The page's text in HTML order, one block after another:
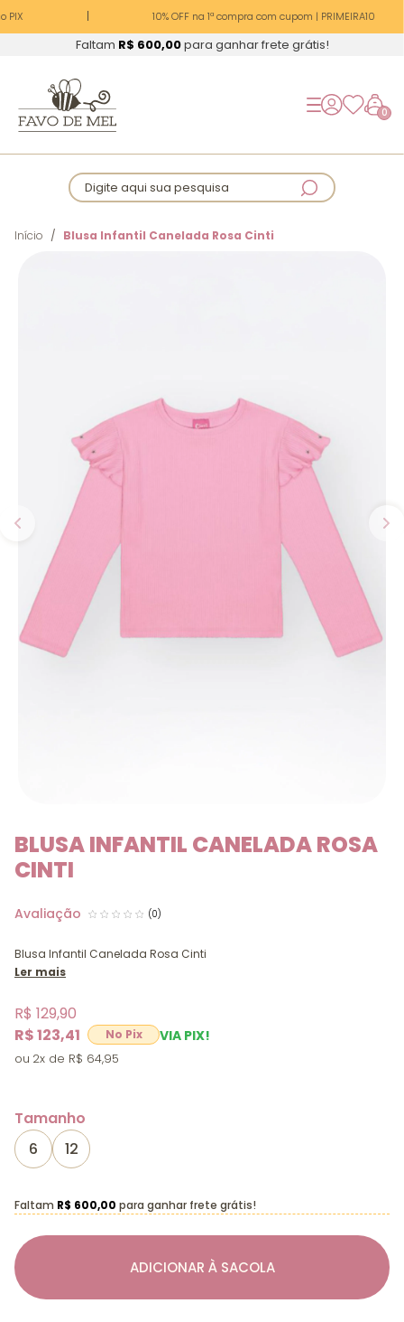
PIX 10% OFF na 1ª compra com cupom | PRIMEIRA10
Faltam R$ 600,00para ganhar frete grátis!
0
Digite aqui sua pesquisa
Início Blusa Infantil Canelada Rosa Cinti
BLUSA INFANTIL CANELADA ROSA
CINTI
(0)
Blusa Infantil Canelada Rosa Cinti
Ler mais
R$ 123,41 VIA PIX!
R$ 129,90
2x R$ 64,95
Tamanho
6
12
ADICIONAR À SACOLA
Faltam R$ 600,00 para ganhar frete grátis!